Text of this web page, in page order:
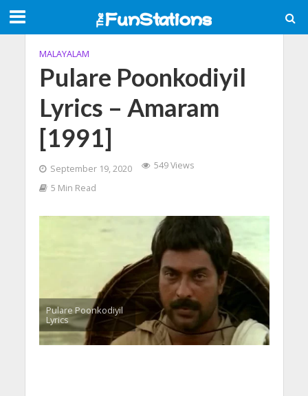
MALAYALAM
Pulare Poonkodiyil
Lyrics – Amaram
[1991]
September 19, 2020
549 Views
5 Min Read
Pulare Poonkodiyil
Lyrics